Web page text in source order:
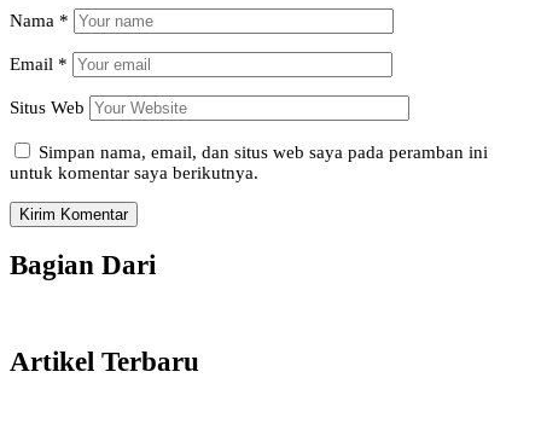
Nama *
Email *
Situs Web
Simpan nama, email, dan situs web saya pada peramban ini
untuk komentar saya berikutnya.
Bagian Dari
Artikel Terbaru